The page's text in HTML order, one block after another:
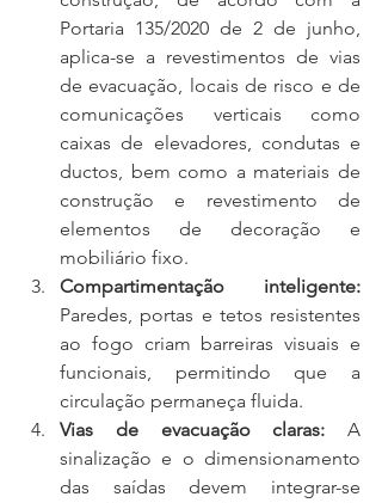
Portaria 135/2020 de 2 de junho,
aplica-se a revestimentos de vias
de evacuação, locais de risco e de
comunicações verticais como
caixas de elevadores, condutas e
ductos, bem como a materiais de
construção e revestimento de
elementos de decoração e
mobiliário fixo.
Compartimentação inteligente:
Paredes, portas e tetos resistentes
ao fogo criam barreiras visuais e
funcionais, permitindo que a
circulação permaneça fluida.
Vias de evacuação claras: A
sinalização e o dimensionamento
das saídas devem integrar-se